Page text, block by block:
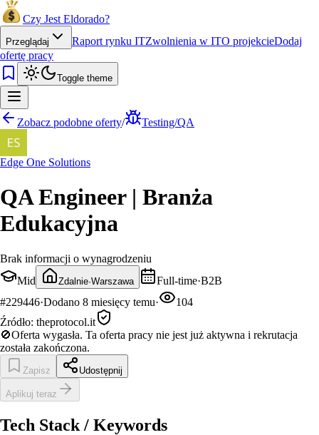
Czy Jest Eldorado?
Przeglądaj Raport rynku ITZwolnienia w ITO projekcieDodaj
ofertę pracy
Toggle theme
Zobacz podobne oferty/ Testing/QA
Edge One Solutions
QA Engineer | Branża
Edukacyjna
Brak informacji o wynagrodzeniu
Mid
Zdalnie·Warszawa Full-time·B2B
#229446·Dodano 8 miesięcy temu·
104
Źródło: theprotocol.it
🚫Oferta wygasła. Ta oferta pracy nie jest już aktywna i rekrutacja
została zakończona.
Zapisz Udostępnij
Aplikuj teraz
Tech Stack / Keywords